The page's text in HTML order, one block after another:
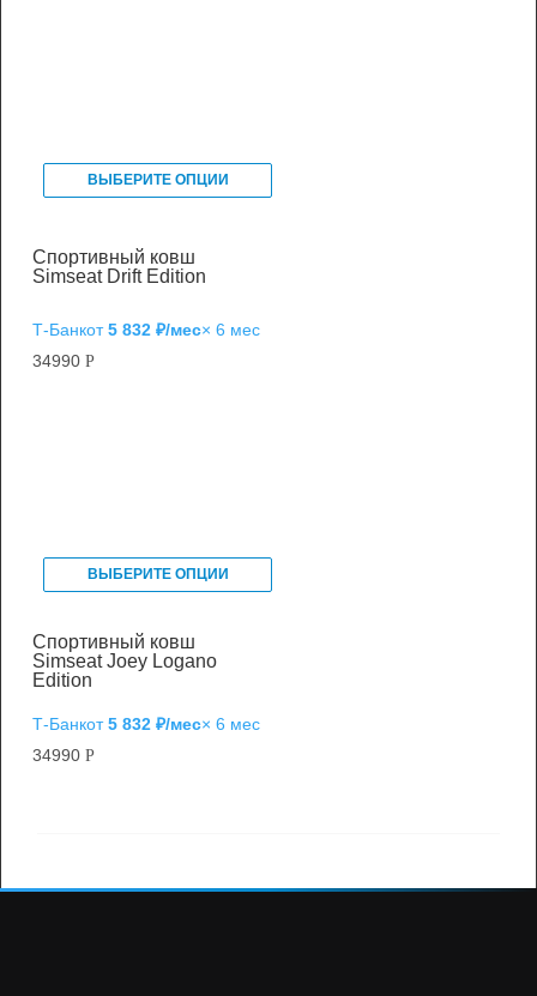
Спортивный ковш
Simseat Drift Edition
Т‑Банкот5 832 ₽/мес× 6 мес
34990 Р
ВЫБЕРИТЕ ОПЦИИ
Спортивный ковш
Simseat Joey Logano
Edition
Т‑Банкот5 832 ₽/мес× 6 мес
34990 Р
ВЫБЕРИТЕ ОПЦИИ